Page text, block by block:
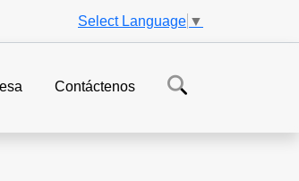
Select Language ▼
Contáctenos